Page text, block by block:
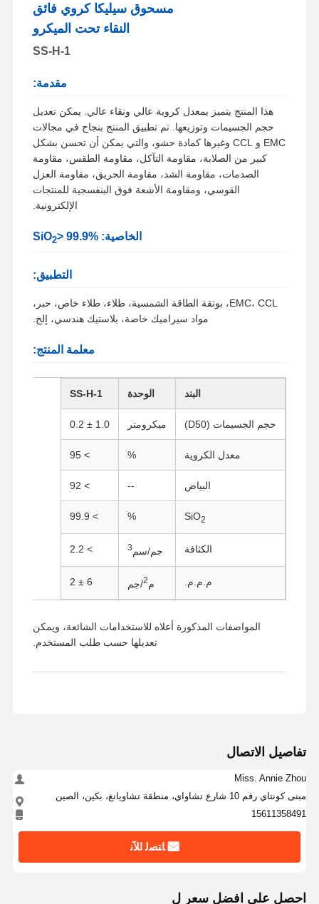
منزل المنتجات حول بنا
جولة في
مسحوق سيليكا كروي فائق
النقاء تحت الميكرو
SS-H-1
مقدمة:
هذا المنتج يتميز بمعدل كروية عالي ونقاء عالي. يمكن تعديل
حجم الجسيمات وتوزيعها. تم تطبيق المنتج بنجاح في مجالات
EMC و CCL وغيرها كمادة حشو، والتي يمكن أن تحسن بشكل
كبير من الصلابة، مقاومة التآكل، مقاومة الطقس، مقاومة
الصدمات، مقاومة الشد، مقاومة الحريق، مقاومة العزل
القوسي، ومقاومة الأشعة فوق البنفسجية للمنتجات
الإلكترونية.
الخاصية: SiO 2> 99.9%
التطبيق:
EMC، CCL، بوتقة الطاقة الشمسية، طلاء، طلاء خاص، حبر،
مواد سيراميك خاصة، بلاستيك هندسي، إلخ.
معلمة المنتج:
البند الوحدة SS-H-1
حجم الجسيمات (D50) ميكرومتر 1.0 ± 0.2
معدل الكروية %
> 95
البياض --
> 92
SiO2
%
> 99.9
الكثافة جم/سم 3
> 2.2
م.م.م. م2/جم 6 ± 2
المواصفات المذكورة أعلاه للاستخدامات الشائعة، ويمكن
تعديلها حسب طلب المستخدم.
تفاصيل الاتصال
Miss. Annie Zhou
مبنى كونتاي رقم 10 شارع تشاواي، منطقة تشاويانغ، بكين، الصين
15611358491
ﺎﺘﺼﻟ ﺍﻶﻧ
احصل على افضل سعر ل